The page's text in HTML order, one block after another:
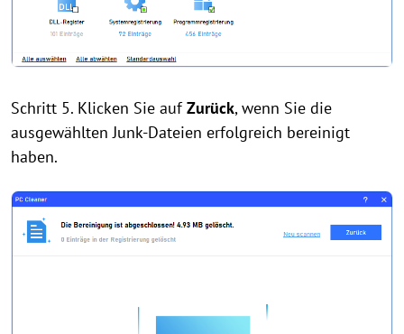
Schritt 5. Klicken Sie aufZurück, wenn Sie die
ausgewählten Junk-Dateien erfolgreich bereinigt
haben.